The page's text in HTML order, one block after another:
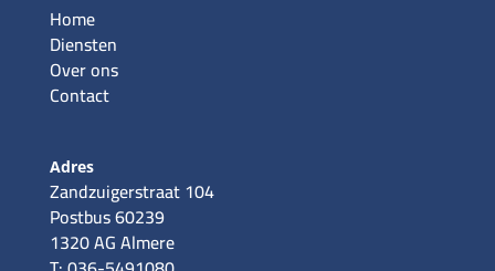
Home
Diensten
Over ons
Contact
Adres
Zandzuigerstraat 104
Postbus 60239
1320 AG Almere